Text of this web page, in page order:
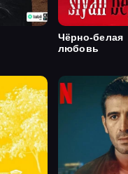
Чёрно-белая
любовь